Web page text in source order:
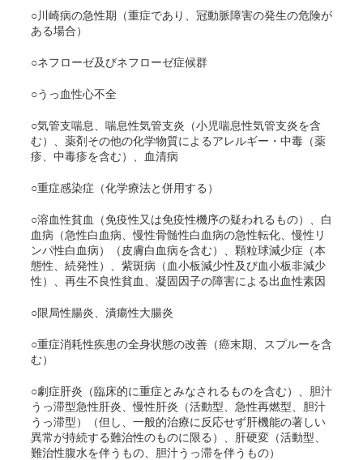
○川崎病の急性期（重症であり、冠動脈障害の発生の危険が
ある場合）
○ネフローゼ及びネフローゼ症候群
○うっ血性心不全
○気管支喘息、喘息性気管支炎（小児喘息性気管支炎を含
む）、薬剤その他の化学物質によるアレルギー・中毒（薬
疹、中毒疹を含む）、血清病
○重症感染症（化学療法と併用する）
○溶血性貧血（免疫性又は免疫性機序の疑われるもの）、白
血病（急性白血病、慢性骨髄性白血病の急性転化、慢性リ
ンパ性白血病）（皮膚白血病を含む）、顆粒球減少症（本
態性、続発性）、紫斑病（血小板減少性及び血小板非減少
性）、再生不良性貧血、凝固因子の障害による出血性素因
○限局性腸炎、潰瘍性大腸炎
○重症消耗性疾患の全身状態の改善（癌末期、スプルーを含
む）
○劇症肝炎（臨床的に重症とみなされるものを含む）、胆汁
うっ滞型急性肝炎、慢性肝炎（活動型、急性再燃型、胆汁
うっ滞型）（但し、一般的治療に反応せず肝機能の著しい
異常が持続する難治性のものに限る）、肝硬変（活動型、
難治性腹水を伴うもの、胆汁うっ滞を伴うもの）